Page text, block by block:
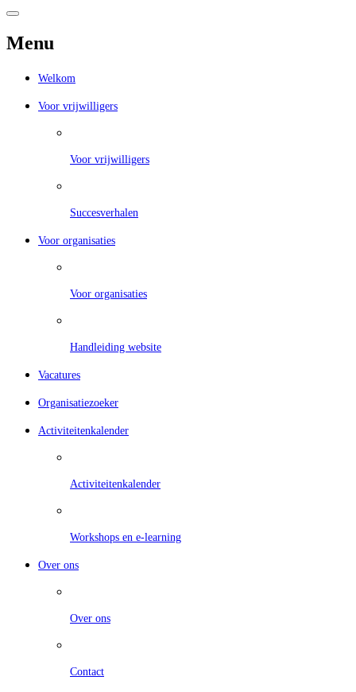
Menu
Welkom
Voor vrijwilligers
Voor vrijwilligers
Succesverhalen
Voor organisaties
Voor organisaties
Handleiding website
Vacatures
Organisatiezoeker
Activiteitenkalender
Activiteitenkalender
Workshops en e-learning
Over ons
Over ons
Contact